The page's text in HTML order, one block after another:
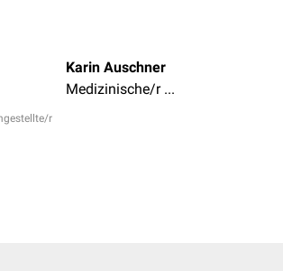
r
Karin Auschner
Medizinische/r Fachangestellte/r